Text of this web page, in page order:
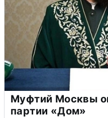
Муфтий Москвы
партии «Дом»